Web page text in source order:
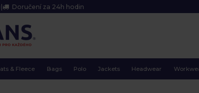
| Doručení za 24h hodin
& Fleece Bags Polo Jackets Headwear